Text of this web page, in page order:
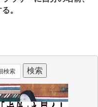
。
検索